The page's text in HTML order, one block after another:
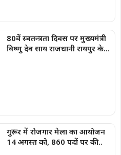
80वें स्वतन्त्रता दिवस पर मुख्यमंत्री
विष्णु देव साय राजधानी रायपुर के
गुरूर में रोजगार मेला का आयोजन
14 अगस्त को, 860 पदों पर की